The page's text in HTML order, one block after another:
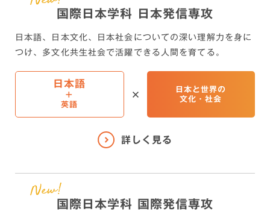
国際日本学科 日本発信専攻
日本語、日本文化、日本社会についての深い理解力を身に
つけ、 多文化共生社会で活躍できる人間を育てる。
日本語
+
英語
日本と世界の
文化・社会
国際日本学科 国際発信専攻